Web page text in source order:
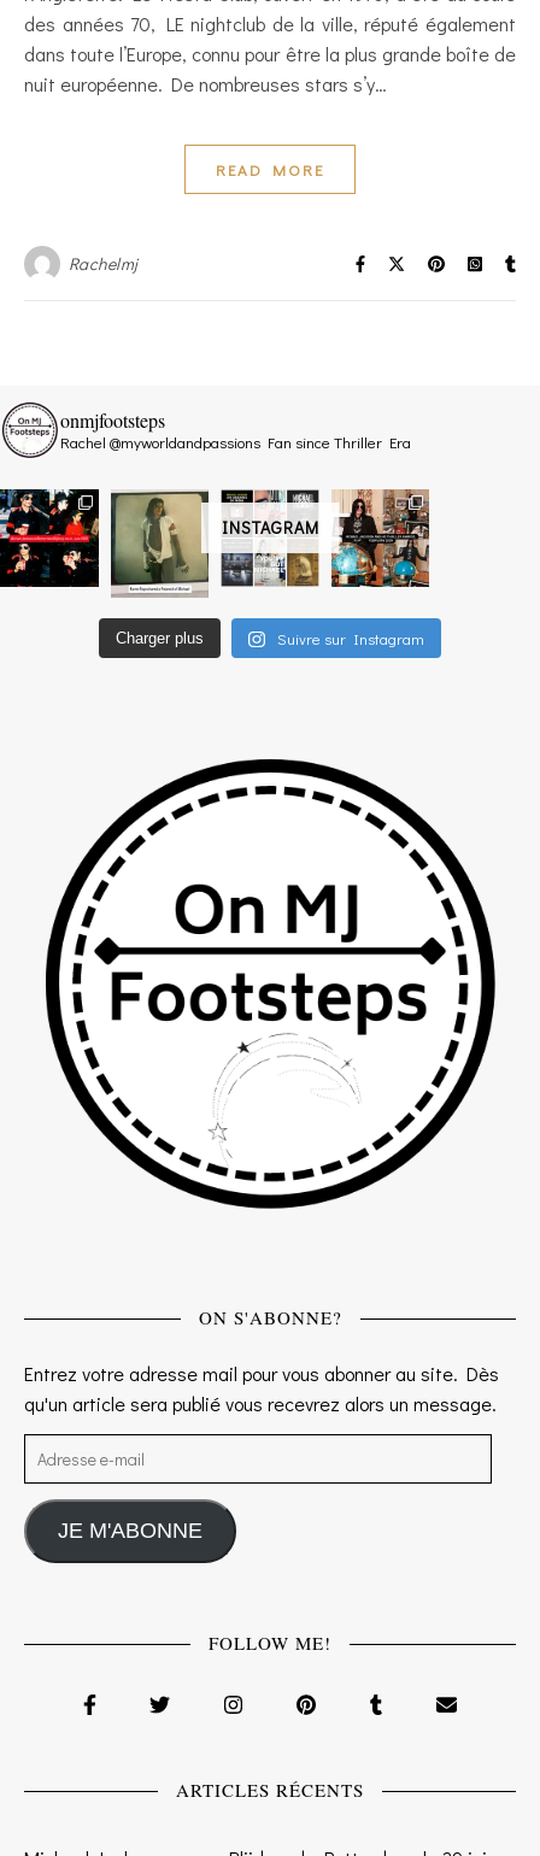
des années 70, LE nightclub de la ville, réputé également
dans toute l’Europe, connu pour être la plus grande boîte de
nuit européenne. De nombreuses stars s’y…
READ MORE
Rachelmj
INSTAGRAM
onmjfootsteps
Rachel @myworldandpassions Fan since Thriller Era
Charger plus Suivre sur Instagram
ON S'ABONNE?
Entrez votre adresse mail pour vous abonner au site. Dès
qu'un article sera publié vous recevrez alors un message.
Adresse e-mail
JE M'ABONNE
FOLLOW ME!
ARTICLES RÉCENTS